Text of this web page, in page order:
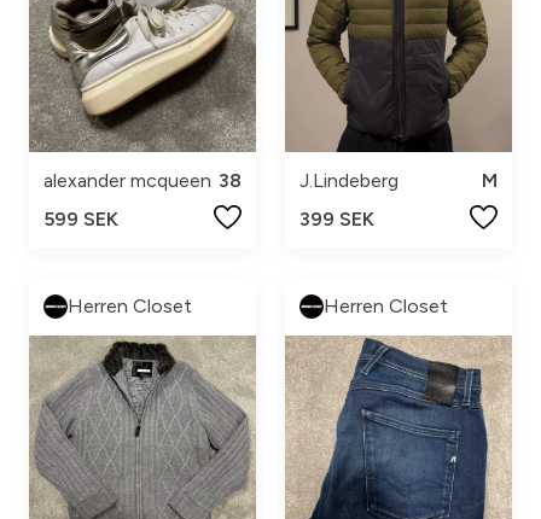
alexander mcqueen 38
599 SEK
J.Lindeberg
M
399 SEK
Herren Closet Herren Closet